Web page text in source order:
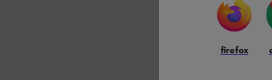
firefox